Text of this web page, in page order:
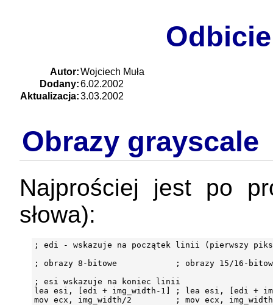
Autor:Wojciech Muła
Dodany:6.02.2002
Aktualizacja:3.03.2002
Obrazy grayscale
Najprościej jest po
słowa):
; edi - wskazuje na początek linii (pierwszy
; obrazy 8-bitowe            ; obrazy 15/16-
; esi wskazuje na koniec linii
lea esi, [edi + img_width-1] ; lea esi, [edi +
mov ecx, img_width/2         ; mov ecx,